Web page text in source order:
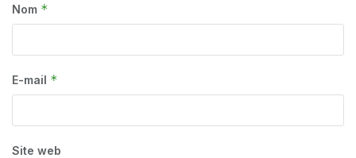
Nom *
E-mail *
Site web